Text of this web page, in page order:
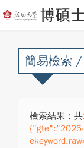
簡易檢索 /
檢索結果：共